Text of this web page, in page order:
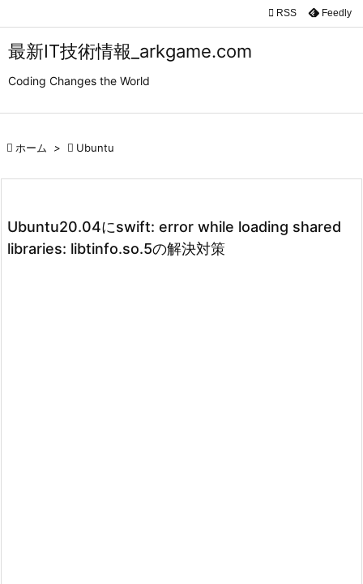
最新IT技術情報_arkgame.com
Coding Changes the World


検索
 RSS Feedly
 ホーム >  Ubuntu
Ubuntu20.04にswift: error while loading shared
libraries: libtinfo.so.5の解決対策